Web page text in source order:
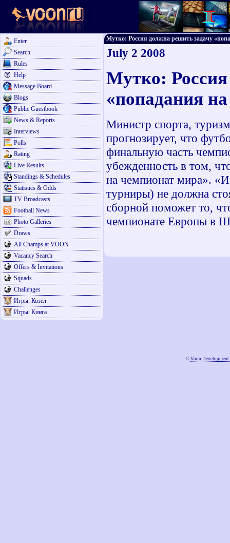
Enter
Search
Rules
Help
Message Board
Blogs
Public Guestbook
News & Reports
Interviews
Polls
Rating
Live Results
Standings & Schedules
Statistics & Odds
TV Broadcasts
Football News
Photo Galleries
Draws
All Champs at VOON
Vacancy Search
Offers & Invitations
Squads
Challenges
Игры: Козёл
Игры: Кинга
Мутко: Россия должна решить задачу
July 2 2008
Мутко:
«попадания
Министр спорта,
прогнозирует, что
финальную часть
убежденность в том,
на чемпионат мира».
турниры) не должна
сборной поможет то,
чемпионате Европы в
© Voon Development